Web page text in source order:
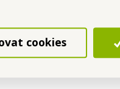
cookies